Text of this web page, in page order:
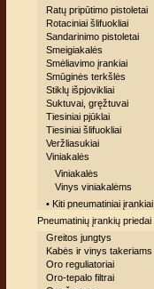
Ratų pripūtimo pistoletai
Rotaciniai šlifuokliai
Sandarinimo pistoletai
Smeigiakalės
Smėliavimo įrankiai
Smūginės terkšlės
Stiklų išpjovikliai
Suktuvai, gręžtuvai
Tiesiniai pjūklai
Tiesiniai šlifuokliai
Veržliasukiai
Viniakalės
Viniakalės
Vinys viniakalėms
• Kiti pneumatiniai įrankiai
Pneumatinių įrankių priedai
Greitos jungtys
Kabės ir vinys takeriams
Oro reguliatoriai
Oro-tepalo filtrai